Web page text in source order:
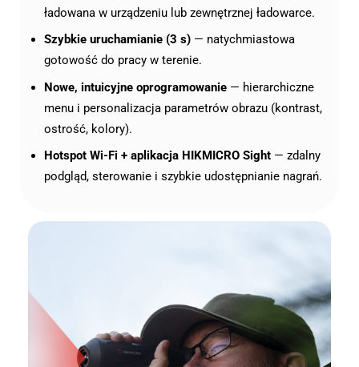
ładowana w urządzeniu lub zewnętrznej ładowarce.
Szybkie uruchamianie (3 s) — natychmiastowa
gotowość do pracy w terenie.
Nowe, intuicyjne oprogramowanie — hierarchiczne
menu i personalizacja parametrów obrazu (kontrast,
ostrość, kolory).
Hotspot Wi-Fi + aplikacja HIKMICRO Sight — zdalny
podgląd, sterowanie i szybkie udostępnianie nagrań.